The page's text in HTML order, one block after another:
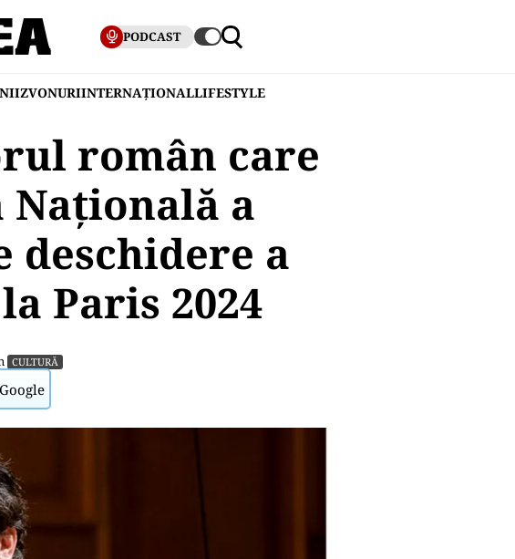
PODCAST
ZVONURIINTERNAȚIONALLIFESTYLE
român care
Națională a
deschidere a
Paris 2024
CULTURĂ